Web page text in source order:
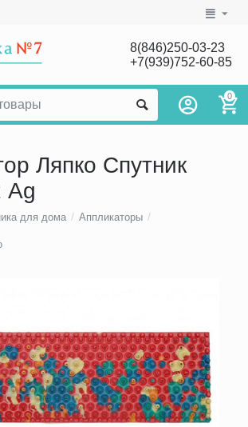
8(846)250-03-23
+7(939)752-60-85
0
Ляпко Спутник
Ag
для дома / Аппликаторы /